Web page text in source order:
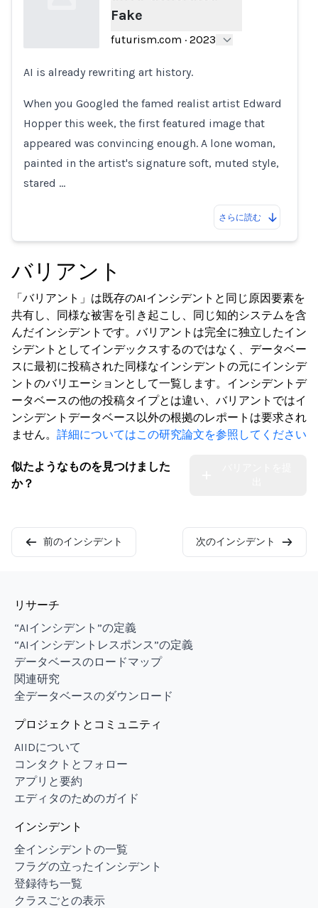
Loading...
Fake
futurism.com · 2023
AI is already rewriting art history.
When you Googled the famed realist artist Edward
Hopper this week, the first featured image that
appeared was convincing enough. A lone woman,
painted in the artist's signature soft, muted style,
stared …
さらに読む
バリアント
「バリアント」は既存のAIインシデントと同じ原因要素を
共有し、同様な被害を引き起こし、同じ知的システムを含
んだインシデントです。バリアントは完全に独立したイン
シデントとしてインデックスするのではなく、データベー
スに最初に投稿された同様なインシデントの元にインシデ
ントのバリエーションとして一覧します。インシデントデ
ータベースの他の投稿タイプとは違い、バリアントではイ
ンシデントデータベース以外の根拠のレポートは要求され
ません。 詳細についてはこの研究論文を参照してください
似たようなものを見つけました
か？
前のインシデント 次のインシデント
リサーチ
“AIインシデント”の定義
“AIインシデントレスポンス”の定義
データベースのロードマップ
関連研究
全データベースのダウンロード
プロジェクトとコミュニティ
AIIDについて
コンタクトとフォロー
アプリと要約
エディタのためのガイド
インシデント
全インシデントの一覧
フラグの立ったインシデント
登録待ち一覧
クラスごとの表示